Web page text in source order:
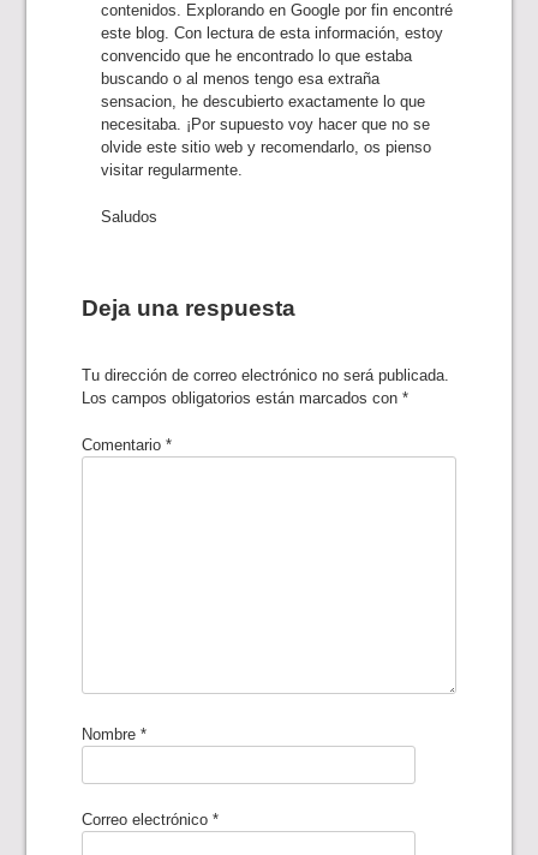
contenidos. Explorando en Google por fin encontré
este blog. Con lectura de esta información, estoy
convencido que he encontrado lo que estaba
buscando o al menos tengo esa extraña
sensacion, he descubierto exactamente lo que
necesitaba. ¡Por supuesto voy hacer que no se
olvide este sitio web y recomendarlo, os pienso
visitar regularmente.
Saludos
Deja una respuesta
Tu dirección de correo electrónico no será publicada.
Los campos obligatorios están marcados con*
Comentario*
Nombre*
Correo electrónico*